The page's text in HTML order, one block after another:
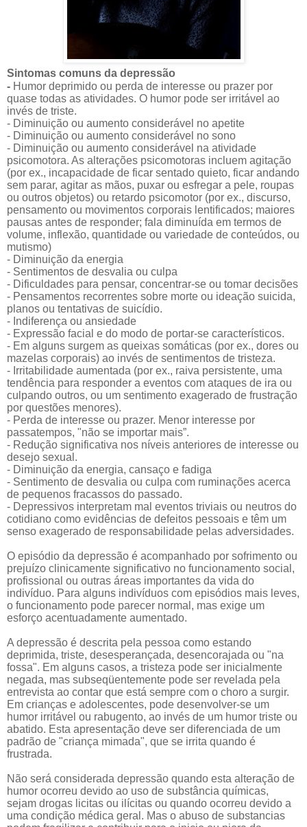
Sintomas comuns da depressão
- Humor deprimido ou perda de interesse ou prazer por
quase todas as atividades. O humor pode ser irritável ao
invés de triste.
- Diminuição ou aumento considerável no apetite
- Diminuição ou aumento considerável no sono
- Diminuição ou aumento considerável na atividade
psicomotora. As alterações psicomotoras incluem agitação
(por ex., incapacidade de ficar sentado quieto, ficar andando
sem parar, agitar as mãos, puxar ou esfregar a pele, roupas
ou outros objetos) ou retardo psicomotor (por ex., discurso,
pensamento ou movimentos corporais lentificados; maiores
pausas antes de responder; fala diminuída em termos de
volume, inflexão, quantidade ou variedade de conteúdos, ou
mutismo)
- Diminuição da energia
- Sentimentos de desvalia ou culpa
- Dificuldades para pensar, concentrar-se ou tomar decisões
- Pensamentos recorrentes sobre morte ou ideação suicida,
planos ou tentativas de suicídio.
- Indiferença ou ansiedade
- Expressão facial e do modo de portar-se característicos.
- Em alguns surgem as queixas somáticas (por ex., dores ou
mazelas corporais) ao invés de sentimentos de tristeza.
- Irritabilidade aumentada (por ex., raiva persistente, uma
tendência para responder a eventos com ataques de ira ou
culpando outros, ou um sentimento exagerado de frustração
por questões menores).
- Perda de interesse ou prazer. Menor interesse por
passatempos, "não se importar mais”.
- Redução significativa nos níveis anteriores de interesse ou
desejo sexual.
- Diminuição da energia, cansaço e fadiga
- Sentimento de desvalia ou culpa com ruminações acerca
de pequenos fracassos do passado.
- Depressivos interpretam mal eventos triviais ou neutros do
cotidiano como evidências de defeitos pessoais e têm um
senso exagerado de responsabilidade pelas adversidades.
O episódio da depressão é acompanhado por sofrimento ou
prejuízo clinicamente significativo no funcionamento social,
profissional ou outras áreas importantes da vida do
indivíduo. Para alguns indivíduos com episódios mais leves,
o funcionamento pode parecer normal, mas exige um
esforço acentuadamente aumentado.
A depressão é descrita pela pessoa como estando
deprimida, triste, desesperançada, desencorajada ou "na
fossa". Em alguns casos, a tristeza pode ser inicialmente
negada, mas subseqüentemente pode ser revelada pela
entrevista ao contar que está sempre com o choro a surgir.
Em crianças e adolescentes, pode desenvolver-se um
humor irritável ou rabugento, ao invés de um humor triste ou
abatido. Esta apresentação deve ser diferenciada de um
padrão de "criança mimada", que se irrita quando é
frustrada.
Não será considerada depressão quando esta alteração de
humor ocorreu devido ao uso de substância químicas,
sejam drogas licitas ou ilícitas ou quando ocorreu devido a
uma condição médica geral. Mas o abuso de substancias